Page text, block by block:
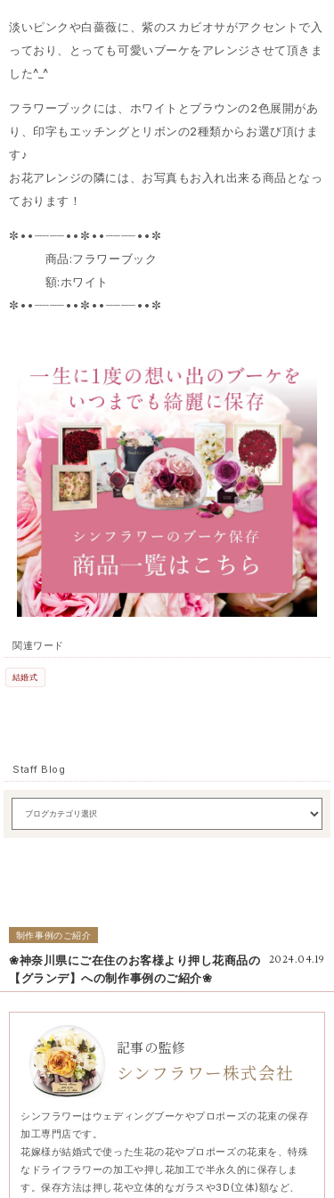
淡いピンクや白薔薇に、紫のスカビオサがアクセントで入
っており、とっても可愛いブーケをアレンジさせて頂きま
した^_^
フラワーブックには、ホワイトとブラウンの2色展開があ
り、印字もエッチングとリボンの2種類からお選び頂けま
す♪
お花アレンジの隣には、お写真もお入れ出来る商品となっ
ております！
✼••┈┈┈┈••✼••┈┈┈┈••✼
商品:フラワーブック
額:ホワイト
✼••┈┈┈┈••✼••┈┈┈┈••✼
関連ワード
結婚式
Staff Blog
制作事例のご紹介
2024.04.19
❀神奈川県にご在住のお客様より押し花商品の
【グランデ】への制作事例のご紹介❀
記事の監修
シンフラワー株式会社
シンフラワーはウェディングブーケやプロポーズの花束の保存
加工専門店です。
花嫁様が結婚式で使った生花の花やプロポーズの花束を、特殊
なドライフラワーの加工や押し花加工で半永久的に保存しま
す。保存方法は押し花や立体的なガラスや3D(立体)額など、